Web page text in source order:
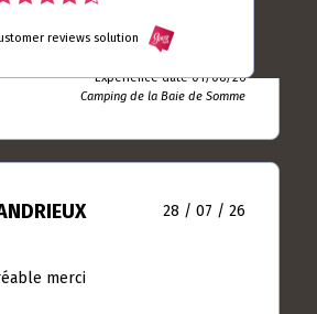
reviews solution
sens bien
Experience date 01/08/26
Camping de la Baie de Somme
28 / 07 / 26
merci